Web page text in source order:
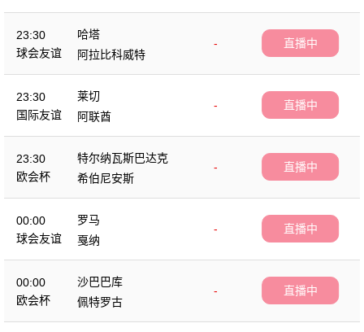
23:30
球会友谊
哈塔
-
阿拉比科威特
直播中
23:30
国际友谊
莱切
-
阿联酋
直播中
23:30
欧会杯
特尔纳瓦斯巴达克
-
希伯尼安斯
直播中
00:00
球会友谊
罗马
-
戛纳
直播中
00:00
欧会杯
沙巴巴库
-
佩特罗古
直播中